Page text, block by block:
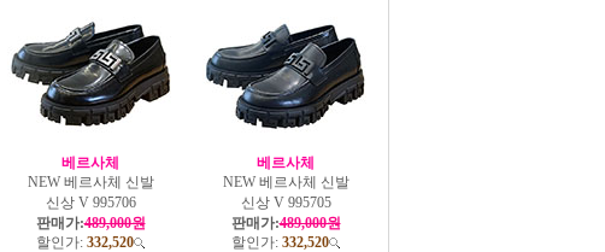
베르사체
NEW 베르사체 신발
신상 V 995706
판매가:489,000원
할인가: 332,520
베르사체
NEW 베르사체 신발
신상 V 995705
판매가:489,000원
할인가: 332,520